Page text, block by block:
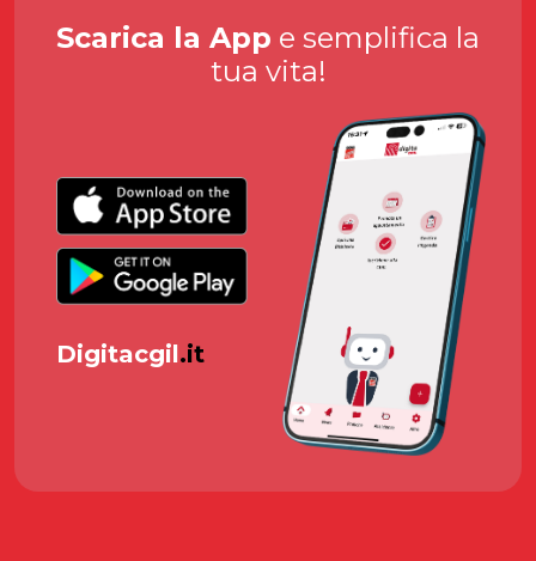
Scarica la App e semplifica la
tua vita!
Digitacgil.it